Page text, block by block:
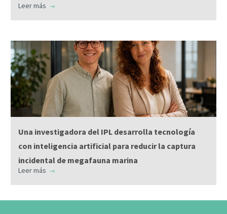
Leer más
Una investigadora del IPL desarrolla tecnología
con inteligencia artificial para reducir la captura
incidental de megafauna marina
Leer más